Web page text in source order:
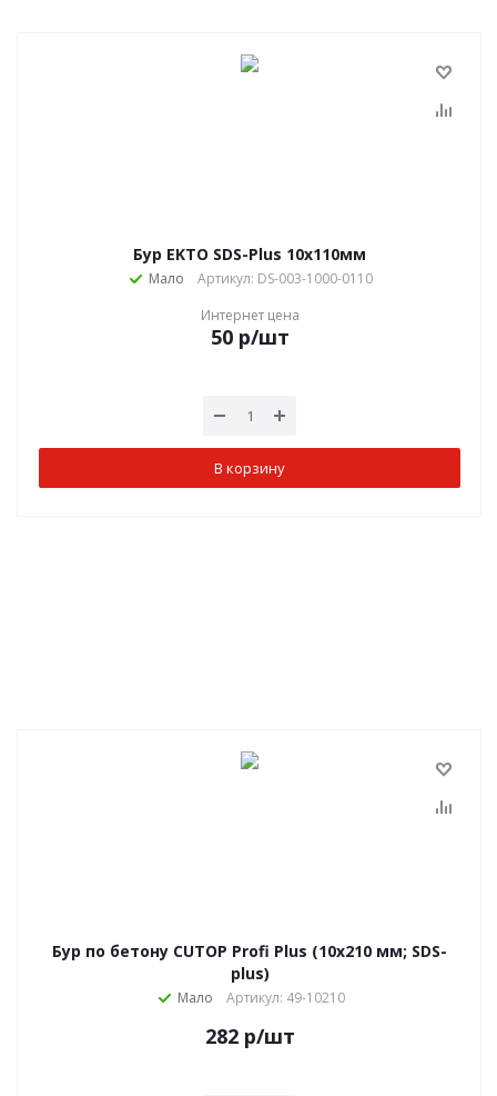
Бур EKTO SDS-Plus 10х110мм
Мало
Артикул: DS-003-1000-0110
Интернет цена
50р/шт
В корзину
Бур по бетону CUTOP Profi Plus (10х210 мм; SDS-
plus)
Мало Артикул: 49-10210
282р/шт